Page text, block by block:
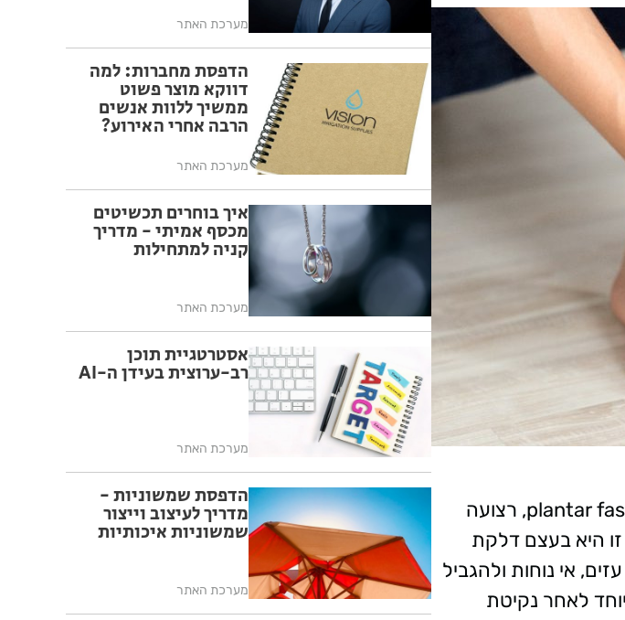
דורבן בכף הרגל נגרם בדרך כלל על ידי עומס חוזר ונשנה על ה- plantar fascia, רצועה
היא בעצם דלקת
אי נוחות ולהגביל
לאחר נקיטת
הביטוח
מערכת האתר
הדפסת מחברות: למה
דווקא מוצר פשוט
ממשיך ללוות אנשים
הרבה אחרי האירוע?
מערכת האתר
איך בוחרים תכשיטים
מכסף אמיתי - מדריך
קניה למתחילות
מערכת האתר
אסטרטגיית תוכן
רב-ערוצית בעידן ה-AI
מערכת האתר
הדפסת שמשוניות -
מדריך לעיצוב וייצור
שמשוניות איכותיות
מערכת האתר